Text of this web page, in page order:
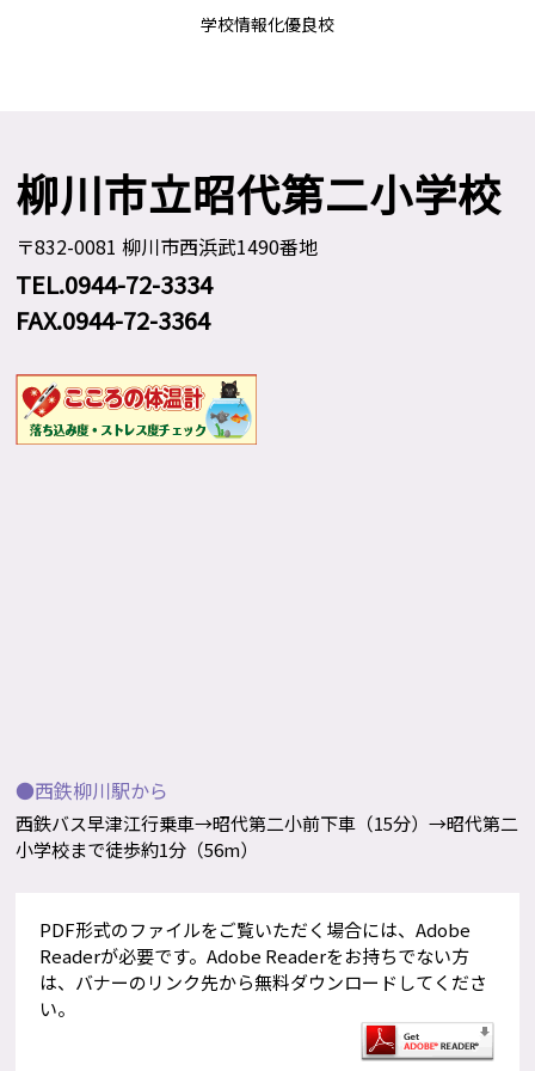
学校情報化優良校
柳川市立昭代第二小学校
〒832-0081 柳川市西浜武1490番地
TEL.0944-72-3334
FAX.0944-72-3364
●西鉄柳川駅から
西鉄バス早津江行乗車→昭代第二小前下車（15分）→昭代第二
小学校まで徒歩約1分（56m）
PDF形式のファイルをご覧いただく場合には、Adobe
Readerが必要です。Adobe Readerをお持ちでない方
は、バナーのリンク先から無料ダウンロードしてくださ
い。